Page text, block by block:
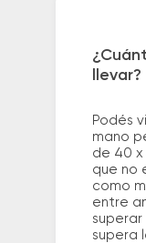
llevar?
Podés
mano
de 40 x
que no
como
entre
superar
supera